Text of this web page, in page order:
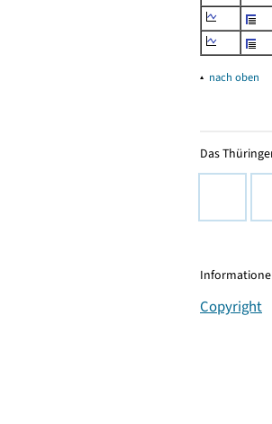
▴ nach oben
Das
Copyright